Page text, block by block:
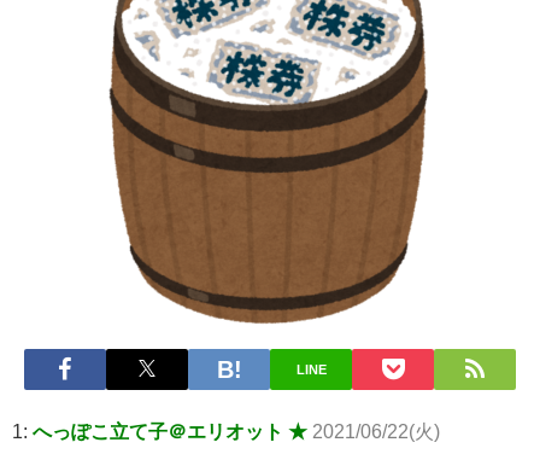
【画像】長濱ねる(27歳)の乳がヤバイと話題にｗｗｗｗ1700万バ
ズｗｗｗｗｗｗｗｗｗｗ 他 / 2chnaviヘッドライン
【画像】人気Vチューバーさん、とんでもない姿を披露ｗｗｗｗｗ
ｗｗｗｗｗ 他 / 2chnaviヘッドライン
【悲報】2050年の日本、独身ボッチ祭りが現実になるとかｗｗｗ
ｗ 他 / 2chnaviヘッドライン
Powered by livedoor 相互RSS
LINE
1: へっぽこ立て子＠エリオット ★ 2021/06/22(火)